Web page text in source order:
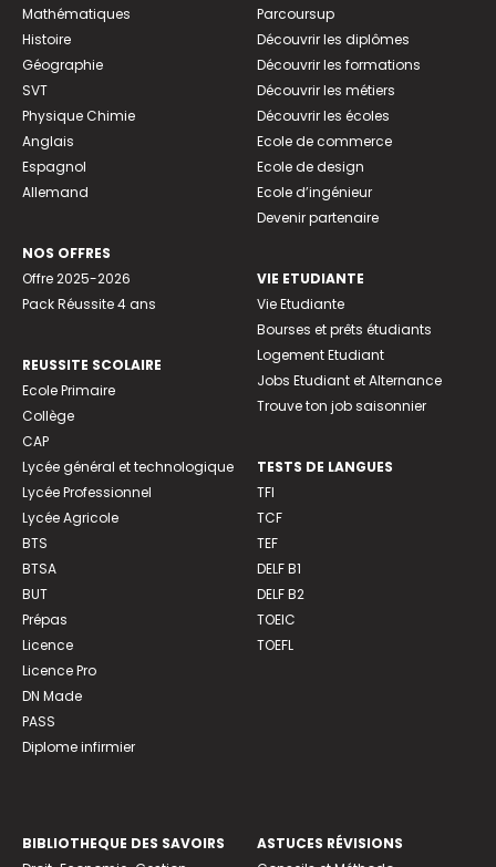
Mathématiques
Histoire
Géographie
SVT
Physique Chimie
Anglais
Espagnol
Allemand
NOS OFFRES
Offre 2025-2026
Pack Réussite 4 ans
REUSSITE SCOLAIRE
Ecole Primaire
Collège
CAP
Lycée général et technologique
Lycée Professionnel
Lycée Agricole
BTS
BTSA
BUT
Prépas
Licence
Licence Pro
DN Made
PASS
Diplome infirmier
Parcoursup
Découvrir les diplômes
Découvrir les formations
Découvrir les métiers
Découvrir les écoles
Ecole de commerce
Ecole de design
Ecole d’ingénieur
Devenir partenaire
VIE ETUDIANTE
Vie Etudiante
Bourses et prêts étudiants
Logement Etudiant
Jobs Etudiant et Alternance
Trouve ton job saisonnier
TESTS DE LANGUES
TFI
TCF
TEF
DELF B1
DELF B2
TOEIC
TOEFL
BIBLIOTHEQUE DES SAVOIRS
ASTUCES RÉVISIONS